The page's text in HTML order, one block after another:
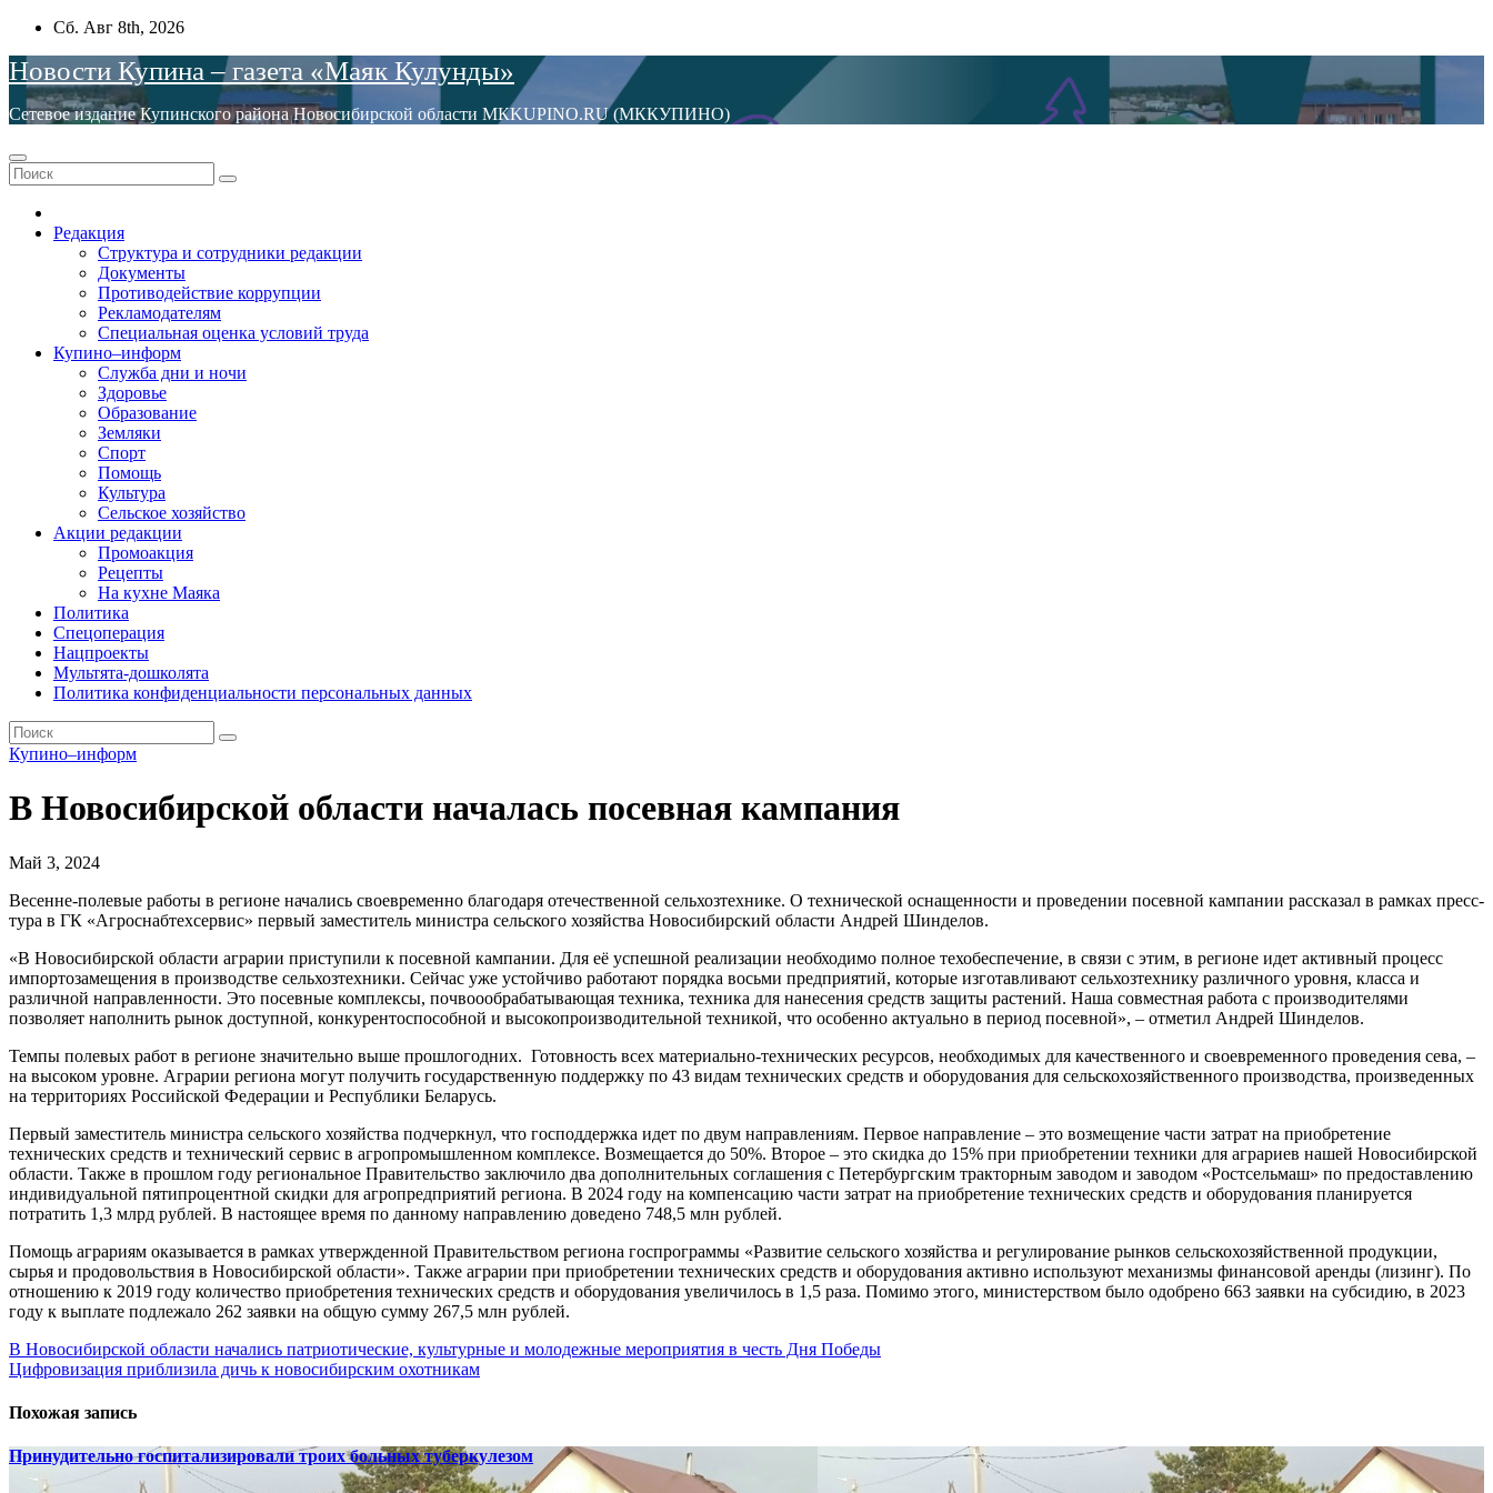
Перейти
содержимому
Сб. Авг 8th, 2026
Новости Купина – газета «Маяк Кулунды»
Сетевое издание Купинского района Новосибирской области МКKUPINO.RU (МККУПИНО)
Редакция
Структура и сотрудники редакции
Документы
Противодействие коррупции
Рекламодателям
Специальная оценка условий труда
Купино–информ
Служба дни и ночи
Здоровье
Образование
Земляки
Спорт
Помощь
Культура
Сельское хозяйство
Акции редакции
Промоакция
Рецепты
На кухне Маяка
Политика
Спецоперация
Нацпроекты
Мультята-дошколята
Политика конфиденциальности персональных данных
Купино–информ
В Новосибирской области началась посевная кампания
Май 3, 2024
Весенне-полевые работы в регионе начались своевременно благодаря отечественной сельхозтехнике. О технической оснащенности и проведении посевной кампании рассказал в рамках пресс-
тура в ГК «Агроснабтехсервис» первый заместитель министра сельского хозяйства Новосибирский области Андрей Шинделов.
«В Новосибирской области аграрии приступили к посевной кампании. Для её успешной реализации необходимо полное техобеспечение, в связи с этим, в регионе идет активный процесс
импортозамещения в производстве сельхозтехники. Сейчас уже устойчиво работают порядка восьми предприятий, которые изготавливают сельхозтехнику различного уровня, класса и
различной направленности. Это посевные комплексы, почвоообрабатывающая техника, техника для нанесения средств защиты растений. Наша совместная работа с производителями
позволяет наполнить рынок доступной, конкурентоспособной и высокопроизводительной техникой, что особенно актуально в период посевной», – отметил Андрей Шинделов.
Темпы полевых работ в регионе значительно выше прошлогодних. Готовность всех материально-технических ресурсов, необходимых для качественного и своевременного проведения сева, –
на высоком уровне. Аграрии региона могут получить государственную поддержку по 43 видам технических средств и оборудования для сельскохозяйственного производства, произведенных
на территориях Российской Федерации и Республики Беларусь.
Первый заместитель министра сельского хозяйства подчеркнул, что господдержка идет по двум направлениям. Первое направление – это возмещение части затрат на приобретение
технических средств и технический сервис в агропромышленном комплексе. Возмещается до 50%. Второе – это скидка до 15% при приобретении техники для аграриев нашей Новосибирской
области. Также в прошлом году региональное Правительство заключило два дополнительных соглашения с Петербургским тракторным заводом и заводом «Ростсельмаш» по предоставлению
индивидуальной пятипроцентной скидки для агропредприятий региона. В 2024 году на компенсацию части затрат на приобретение технических средств и оборудования планируется
потратить 1,3 млрд рублей. В настоящее время по данному направлению доведено 748,5 млн рублей.
Помощь аграриям оказывается в рамках утвержденной Правительством региона госпрограммы «Развитие сельского хозяйства и регулирование рынков сельскохозяйственной продукции,
сырья и продовольствия в Новосибирской области». Также аграрии при приобретении технических средств и оборудования активно используют механизмы финансовой аренды (лизинг). По
отношению к 2019 году количество приобретения технических средств и оборудования увеличилось в 1,5 раза. Помимо этого, министерством было одобрено 663 заявки на субсидию, в 2023
году к выплате подлежало 262 заявки на общую сумму 267,5 млн рублей.
Навигация
по
записям
В Новосибирской области начались патриотические, культурные и молодежные мероприятия в честь Дня Победы
Цифровизация приблизила дичь к новосибирским охотникам
Похожая запись
Принудительно госпитализировали троих больных туберкулезом